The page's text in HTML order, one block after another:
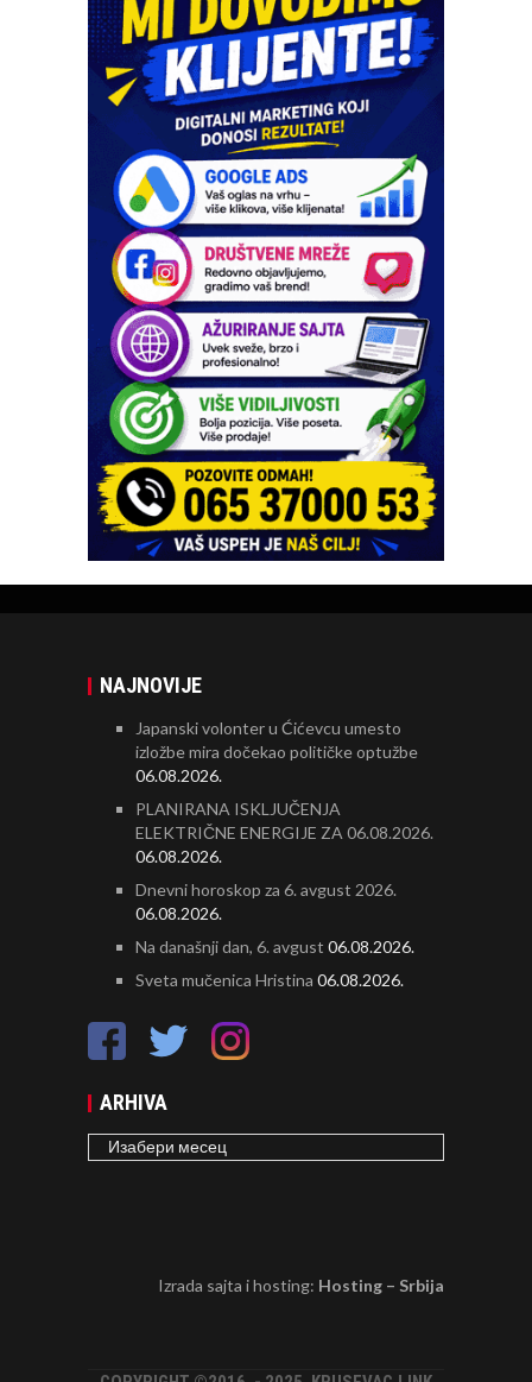
NAJNOVIJE
Japanski volonter u Ćićevcu umesto
izložbe mira dočekao političke optužbe
06.08.2026.
PLANIRANA ISKLJUČENJA
ELEKTRIČNE ENERGIJE ZA 06.08.2026.
06.08.2026.
Dnevni horoskop za 6. avgust 2026.
06.08.2026.
Na današnji dan, 6. avgust 06.08.2026.
Sveta mučenica Hristina 06.08.2026.
ARHIVA
ARHIVA
Izrada sajta i hosting: Hosting – Srbija